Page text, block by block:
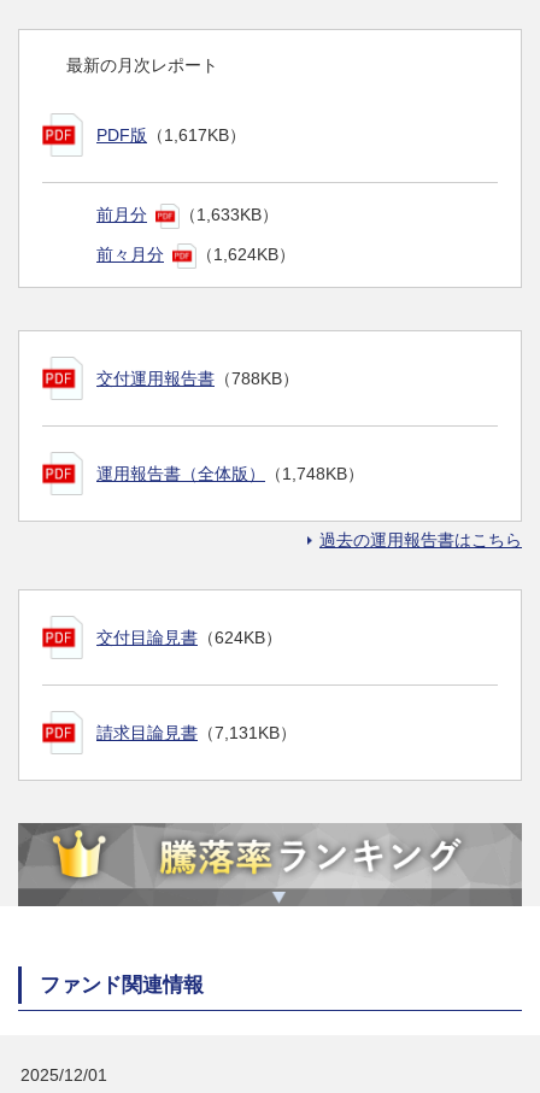
最新の月次レポート
PDF版 （1,617KB）
前月分 （1,633KB）
前々月分 （1,624KB）
交付運用報告書 （788KB）
運用報告書（全体版） （1,748KB）
過去の運用報告書はこちら
交付目論見書 （624KB）
請求目論見書 （7,131KB）
ファンド関連情報
2025/12/01